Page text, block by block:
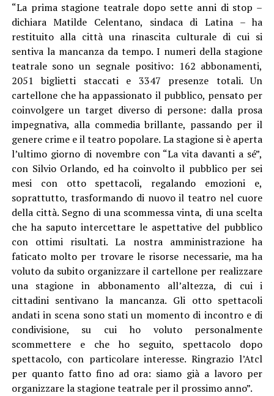
“La prima stagione teatrale dopo sette anni di stop –
dichiara Matilde Celentano, sindaca di Latina – ha
restituito alla città una rinascita culturale di cui si
sentiva la mancanza da tempo. I numeri della stagione
teatrale sono un segnale positivo: 162 abbonamenti,
2051 biglietti staccati e 3347 presenze totali. Un
cartellone che ha appassionato il pubblico, pensato per
coinvolgere un target diverso di persone: dalla prosa
impegnativa, alla commedia brillante, passando per il
genere crime e il teatro popolare. La stagione si è aperta
l’ultimo giorno di novembre con “La vita davanti a sé”,
con Silvio Orlando, ed ha coinvolto il pubblico per sei
mesi con otto spettacoli, regalando emozioni e,
soprattutto, trasformando di nuovo il teatro nel cuore
della città. Segno di una scommessa vinta, di una scelta
che ha saputo intercettare le aspettative del pubblico
con ottimi risultati. La nostra amministrazione ha
faticato molto per trovare le risorse necessarie, ma ha
voluto da subito organizzare il cartellone per realizzare
una stagione in abbonamento all’altezza, di cui i
cittadini sentivano la mancanza. Gli otto spettacoli
andati in scena sono stati un momento di incontro e di
condivisione, su cui ho voluto personalmente
scommettere e che ho seguito, spettacolo dopo
spettacolo, con particolare interesse. Ringrazio l’Atcl
per quanto fatto fino ad ora: siamo già a lavoro per
organizzare la stagione teatrale per il prossimo anno”.